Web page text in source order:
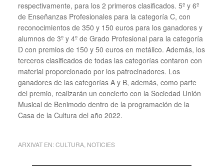
respectivamente, para los 2 primeros clasificados. 5º y 6º
de Enseñanzas Profesionales para la categoría C, con
reconocimientos de 350 y 150 euros para los ganadores y
alumnos de 3º y 4º de Grado Profesional para la categoría
D con premios de 150 y 50 euros en metálico. Además, los
terceros clasificados de todas las categorías contaron con
material proporcionado por los patrocinadores. Los
ganadores de las categorías A y B, además, como parte
del premio, realizarán un concierto con la Sociedad Unión
Musical de Benimodo dentro de la programación de la
Casa de la Cultura del año 2022.
ARXIVAT EN:CULTURA, NOTICIES